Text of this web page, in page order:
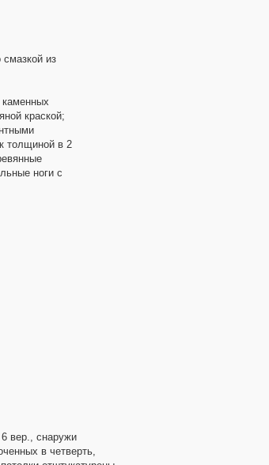
из
каменных
краской;
толщиной в 2
ноги с
вер., снаружи
в четверть,